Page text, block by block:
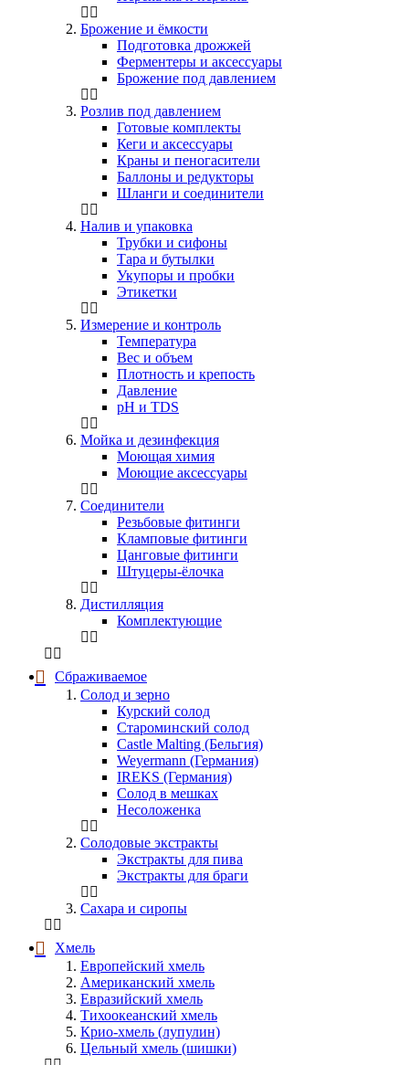
Брожение и ёмкости
Подготовка дрожжей
Ферментеры и аксессуары
Брожение под давлением
Розлив под давлением
Готовые комплекты
Кеги и аксессуары
Краны и пеногасители
Баллоны и редукторы
Шланги и соединители
Налив и упаковка
Трубки и сифоны
Тара и бутылки
Укупоры и пробки
Этикетки
Измерение и контроль
Температура
Вес и объем
Плотность и крепость
Давление
pH и TDS
Мойка и дезинфекция
Моющая химия
Моющие аксессуары
Соединители
Резьбовые фитинги
Кламповые фитинги
Цанговые фитинги
Штуцеры-ёлочка
Дистилляция
Комплектующие
Сбраживаемое
Солод и зерно
Курский солод
Староминский солод
Castle Malting (Бельгия)
Weyermann (Германия)
IREKS (Германия)
Солод в мешках
Несоложенка
Солодовые экстракты
Экстракты для пива
Экстракты для браги
Сахара и сиропы
Хмель
Европейский хмель
Американский хмель
Евразийский хмель
Тихоокеанский хмель
Крио-хмель (лупулин)
Цельный хмель (шишки)